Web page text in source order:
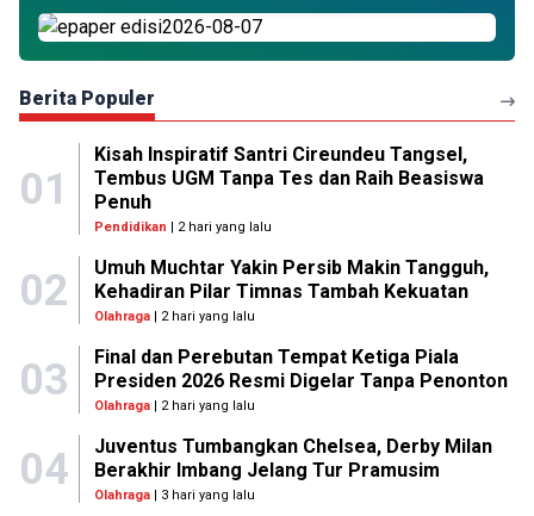
Berita Populer
01
Kisah Inspiratif Santri Cireundeu Tangsel,
Tembus UGM Tanpa Tes dan Raih Beasiswa
Penuh
Pendidikan | 2 hari yang lalu
02
Umuh Muchtar Yakin Persib Makin Tangguh,
Kehadiran Pilar Timnas Tambah Kekuatan
Olahraga| 2 hari yang lalu
03
Final dan Perebutan Tempat Ketiga Piala
Presiden 2026 Resmi Digelar Tanpa Penonton
Olahraga| 2 hari yang lalu
04
Juventus Tumbangkan Chelsea, Derby Milan
Berakhir Imbang Jelang Tur Pramusim
Olahraga| 3 hari yang lalu